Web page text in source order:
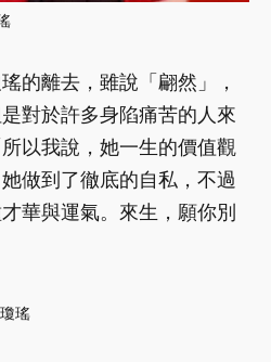
的離去，雖說「翩然」，
對於許多身陷痛苦的人來
以我說，她一生的價值觀
做到了徹底的自私，不過
華與運氣。來生，願你別
瑤